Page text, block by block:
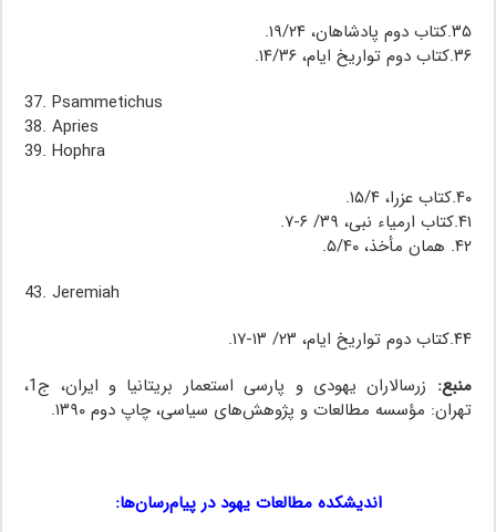
۳۵.کتاب دوم پادشاهان، ۱۹/۲۴.
۳۶.کتاب دوم تواریخ ایام، ۱۴/۳۶.
37. Psammetichus
38. Apries
39. Hophra
۴۰.کتاب عزرا، ۱۵/۴.
۴۱.کتاب ارمیاء نبی، ۳۹/ ۶-۷.
۴۲. همان مأخذ، ۵/۴۰.
43. Jeremiah
۴۴.کتاب دوم تواریخ ایام، ۲۳/ ۱۳-۱۷.
منبع:
زرسالاران یهودی و پارسی استعمار بریتانیا و ایران، ج1،
تهران: مؤسسه مطالعات و پژوهش‌های سیاسی، چاپ دوم ۱۳۹۰.
اندیشکده مطالعات یهود در پیام‌رسان‌ها: